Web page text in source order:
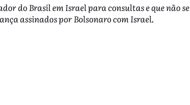
do Brasil em Israel para consultas e que não se
assinados por Bolsonaro com Israel.